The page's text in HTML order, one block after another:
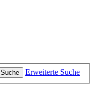
Suche
Erweiterte Suche